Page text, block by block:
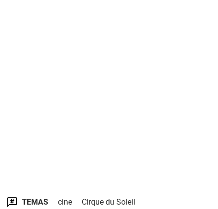
TEMAS cine Cirque du Soleil